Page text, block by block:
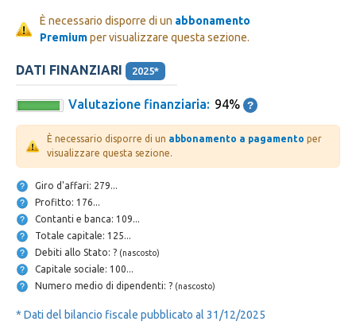
È necessario disporre di un abbonamento
Premiumper visualizzare questa sezione.
DATI FINANZIARI 2025*
Valutazione finanziaria: 94%
È necessario disporre di un abbonamento a pagamento per
visualizzare questa sezione.
Giro d'affari: 279...
Profitto: 176...
Contanti e banca: 109...
Totale capitale: 125...
Debiti allo Stato: ? (nascosto)
Capitale sociale: 100...
Numero medio di dipendenti: ? (nascosto)
* Dati del bilancio fiscale pubblicato al 31/12/2025